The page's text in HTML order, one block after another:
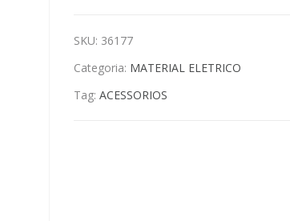
SKU: 36177
Categoria: MATERIAL ELETRICO
Tag: ACESSORIOS